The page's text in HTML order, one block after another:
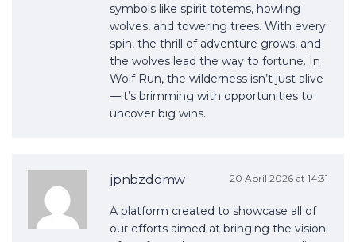
symbols like spirit totems, howling
wolves, and towering trees. With every
spin, the thrill of adventure grows, and
the wolves lead the way to fortune. In
Wolf Run, the wilderness isn’t just alive
—it’s brimming with opportunities to
uncover big wins.
jpnbzdomw 20 April 2026 at 14:31
A platform created to showcase all of
our efforts aimed at bringing the vision